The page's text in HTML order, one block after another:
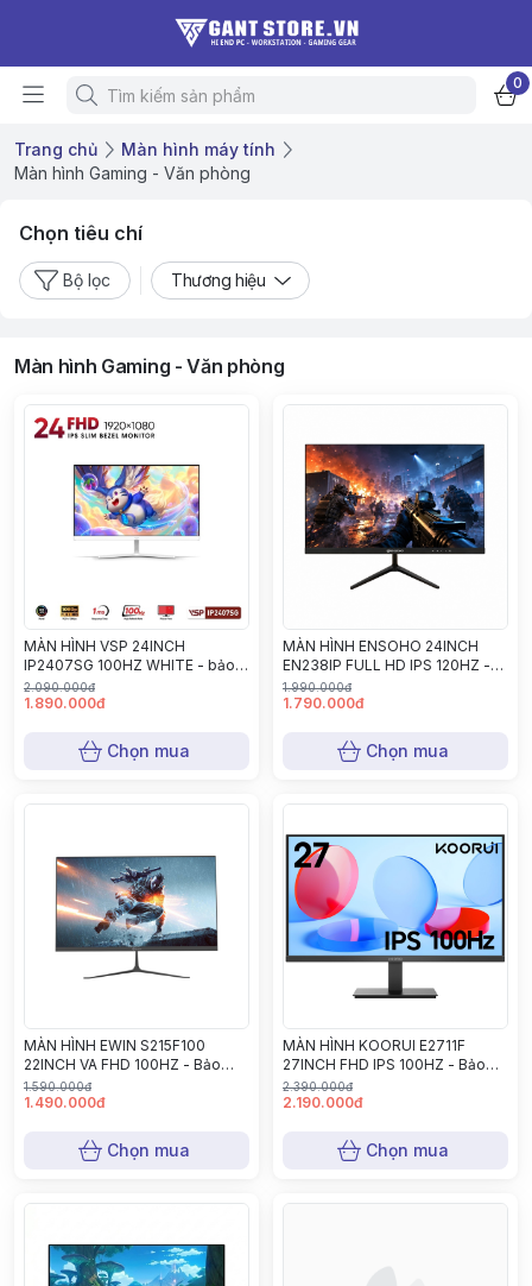
0
Trang chủ
Màn hình máy tính
Màn hình Gaming - Văn phòng
Chọn tiêu chí
Bộ lọc Thương hiệu
Màn hình Gaming - Văn phòng
MÀN HÌNH VSP 24INCH
IP2407SG 100HZ WHITE - bảo
hành 24 tháng
2.090.000đ
1.890.000đ
Chọn mua
MÀN HÌNH ENSOHO 24INCH
EN238IP FULL HD IPS 120HZ -
Bảo hành 24 tháng
1.990.000đ
1.790.000đ
Chọn mua
MÀN HÌNH EWIN S215F100
22INCH VA FHD 100HZ - Bảo
hành 24 tháng
1.590.000đ
1.490.000đ
Chọn mua
MÀN HÌNH KOORUI E2711F
27INCH FHD IPS 100HZ - Bảo
hành 24 tháng
2.390.000đ
2.190.000đ
Chọn mua